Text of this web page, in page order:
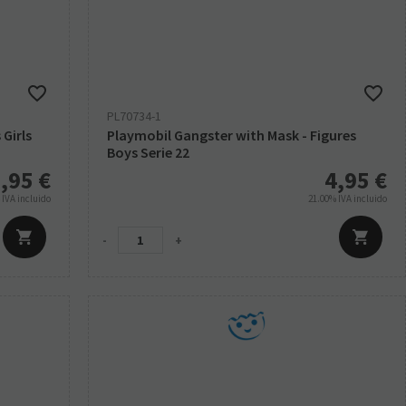
€
IVA incluido
PL70734-1
Playmobil Gangster with Mask - Figures
Boys Serie 22
4,95 €
21.00% IVA incluido
- +